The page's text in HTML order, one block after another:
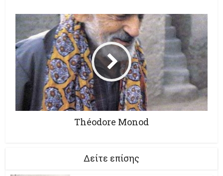
Théodore Monod
Δείτε επίσης